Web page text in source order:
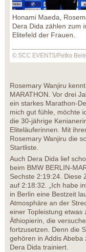
Honami Maeda,
Dera Dida zählen zum
Elitefeld der Frauen.
© SCC EVENTS/Petko
Rosemary Wanjiru
MARATHON. Vor drei
ein starkes Marathon-
mich gut fühle, möchte
die 30-jährige
Eliteläuferinnen. Mit
Rosemary Wanjiru die
Startliste.
Auch Dera Dida lief
beim BMW BERLIN-
Sechste 2:19:24. Diese
auf 2:18:32. „Ich habe
in Berlin eine Bestzeit
Atmosphäre an der
einer Topleistung etwas
Äthiopierin, die
fortzusetzen. Denn die
gehören in Addis
Dera Dida trainiert.